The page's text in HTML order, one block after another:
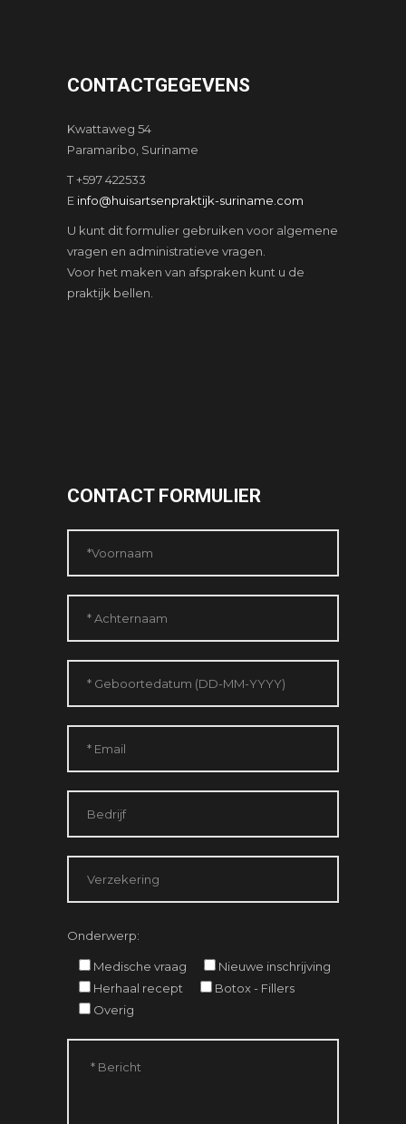
CONTACTGEGEVENS
Kwattaweg 54
Paramaribo, Suriname
T +597 422533
E info@huisartsenpraktijk-suriname.com
U kunt dit formulier gebruiken voor algemene
vragen en administratieve vragen.
Voor het maken van afspraken kunt u de
praktijk bellen.
CONTACT FORMULIER
Onderwerp:
Medische vraag
Nieuwe inschrijving
Herhaal recept
Botox - Fillers
Overig